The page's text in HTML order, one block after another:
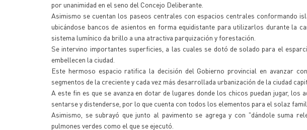
por unanimidad en el seno del Concejo Deliberante.
Asimismo se cuentan los paseos centrales con espacios centrales conformando
ubicándose bancos de asientos en forma equidistante para utilizarlos durante la
sistema lumínico da brillo a una atractiva parquización y forestación.
Se intervino importantes superficies, a las cuales se dotó de solado para el
embellecen la ciudad.
Este hermoso espacio ratifica la decisión del Gobierno provincial en avanzar
segmentos de la creciente y cada vez más desarrollada urbanización de la ciudad
A este fin es que se avanza en dotar de lugares donde los chicos puedan jugar, los
sentarse y distenderse, por lo que cuenta con todos los elementos para el solaz
Asimismo, se subrayó que junto al pavimento se agrega y con "dándole suma
pulmones verdes como el que se ejecutó.